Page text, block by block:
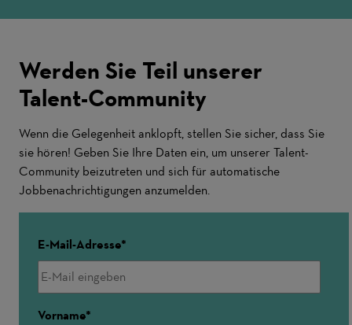
Werden Sie Teil unserer
Talent-Community
Wenn die Gelegenheit anklopft, stellen Sie sicher, dass Sie
sie hören! Geben Sie Ihre Daten ein, um unserer Talent-
Community beizutreten und sich für automatische
Jobbenachrichtigungen anzumelden.
E-Mail-Adresse
Vorname